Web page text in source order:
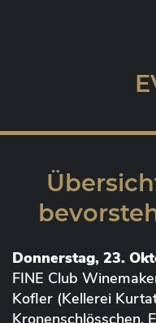
Donnerstag, 23.
FINE Club
Kofler (Kellerei
Kronenschlösschen,